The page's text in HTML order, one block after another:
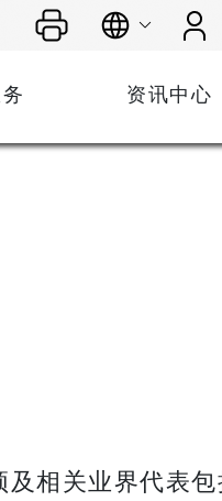
资讯中心
相关业界代表包